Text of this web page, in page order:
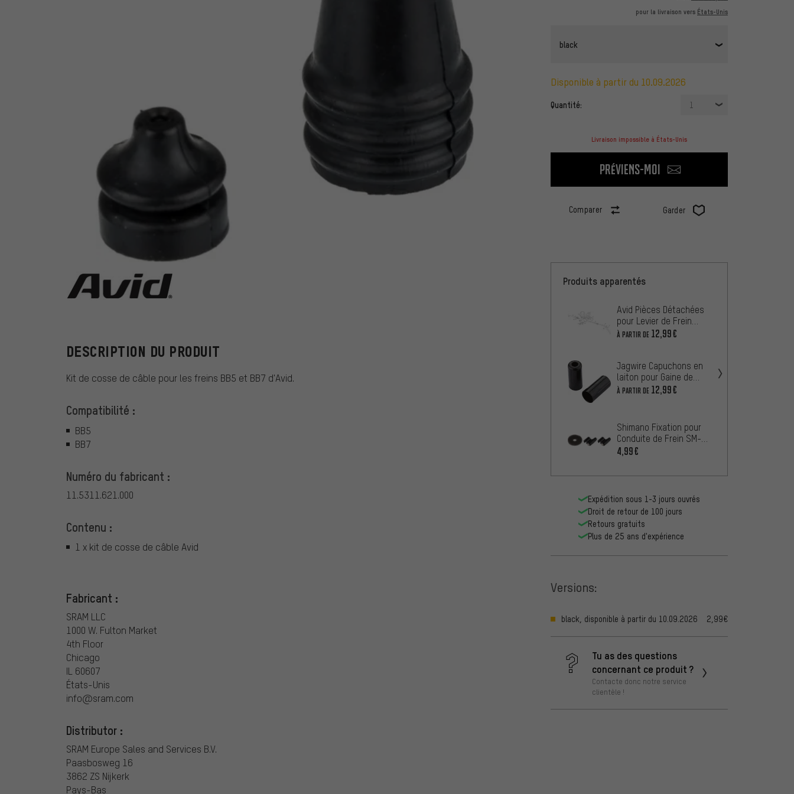
pour la livraison vers États-Unis
black
disponible à partir du 10.09.2026
Quantité: 1
Livraison impossible à États-Unis
Préviens-moi
Comparer Garder
Avid
DESCRIPTION DU PRODUIT
Kit de cosse de câble pour les freins BB5 et BB7 d'Avid.
Compatibilité :
BB5
BB7
Numéro du fabricant :
11.5311.621.000
Contenu :
1 x kit de cosse de câble Avid
Fabricant :
SRAM LLC
1000 W. Fulton Market
4th Floor
Chicago
IL 60607
États-Unis
info@sram.com
Distributor :
SRAM Europe Sales and Services B.V.
Paasbosweg 16
3862 ZS Nijkerk
Pays-Bas
Produits apparentés
Avid Pièces Détachées
pour Levier de Frein
Juicy Ultimate
À PARTIR DE 12,99€
Jagwire Capuchons en
laiton pour Gaine de
Câble de Frein - 200
À PARTIR DE 12,99€
Shimano Fixation pour
Conduite de Frein SM-
HANG
4,99€
Expédition sous 1-3 jours ouvrés
Droit de retour de 100 jours
Retours gratuits
Plus de 25 ans d'expérience
Versions:
black, disponible à partir du 10.09.2026 2,99€
Tu as des questions
concernant ce produit ?
Contacte donc notre service
clientèle !